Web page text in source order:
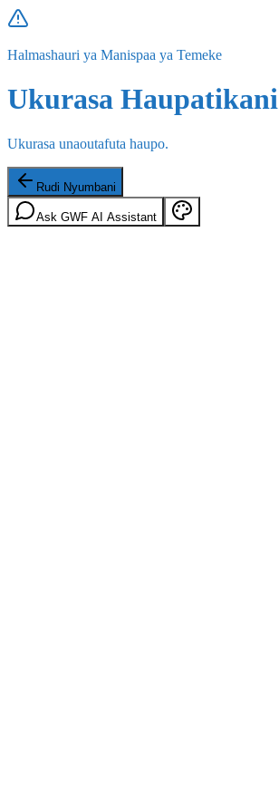
Halmashauri ya Manispaa ya Temeke
Ukurasa Haupatikani
Ukurasa unaoutafuta haupo.
Rudi Nyumbani
Ask GWF AI Assistant